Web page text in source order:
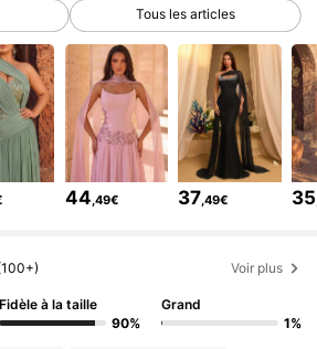
Suiveurs
Tous les articles
44,49€ 37,49€ 35
Voir plus
Fidèle à la taille
90%
Grand
1%